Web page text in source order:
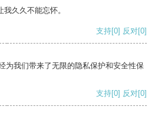
久久不能忘怀。
支持[0] 反对[0]
为我们带来了无限的隐私保护和安全性保
支持[0] 反对[0]